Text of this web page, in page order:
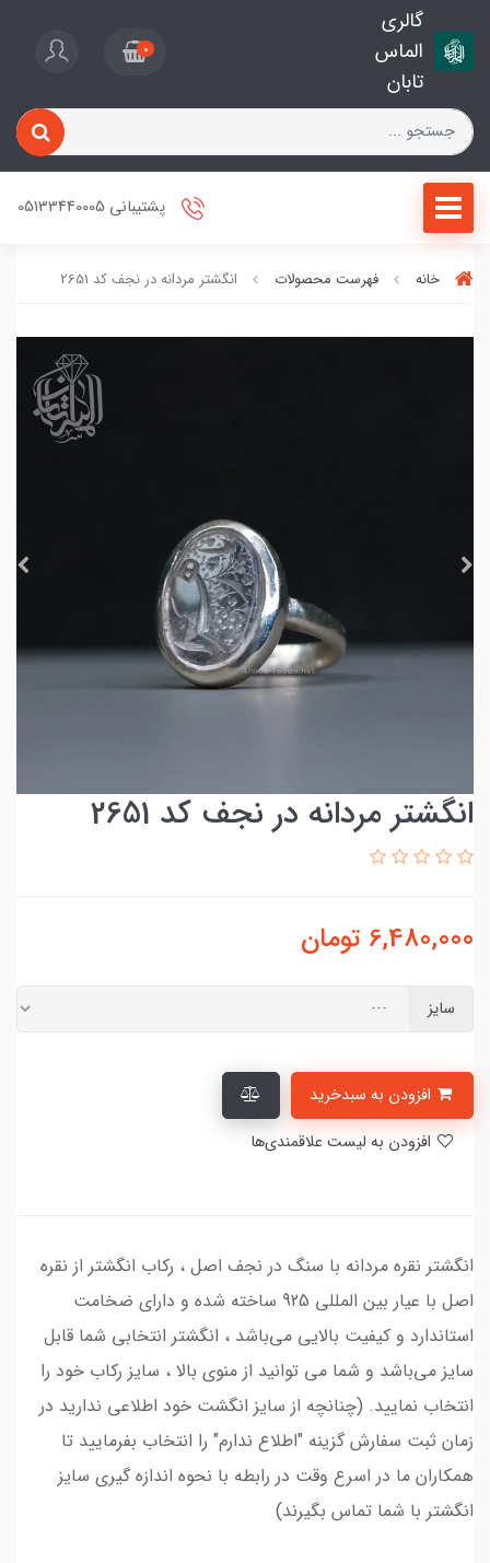
گالری
الماس
تابان
0
پشتیبانی 05133440005
خانه فهرست محصولات انگشتر مردانه در نجف کد 2651
انگشتر مردانه در نجف کد 2651
6,480,000 تومان
سایز
انگشتر نقره مردانه با سنگ در نجف اصل ، رکاب انگشتر از نقره
اصل با عیار بین المللی 925 ساخته شده و دارای ضخامت
استاندارد و کیفیت بالایی می‌باشد ، انگشتر انتخابی شما قابل
سایز می‌باشد و شما می‌ توانید از منوی بالا ، سایز رکاب خود را
انتخاب نمایید. (چنانچه از سایز انگشت خود اطلاعی ندارید در
زمان ثبت سفارش گزینه "اطلاع ندارم" را انتخاب بفرمایید تا
همکاران ما در اسرع وقت در رابطه با نحوه اندازه گیری سایز
انگشتر با شما تماس بگیرند)